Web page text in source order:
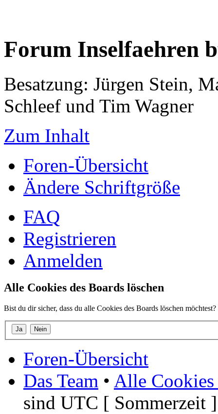
Forum Inselfaehren
Besatzung: Jürgen Stein,
Schleef und Tim Wagner
Zum Inhalt
Foren-Übersicht
Ändere Schriftgröße
FAQ
Registrieren
Anmelden
Alle Cookies des Boards löschen
Bist du dir sicher, dass du alle Cookies des Boards löschen möchtest?
Foren-Übersicht
Das Team • Alle Cookies
sind UTC [ Sommerzeit ]